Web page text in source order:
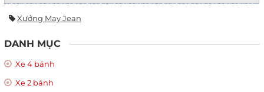
Xưởng May Jean
DANH MỤC
Xe 4 bánh
Xe 2 bánh